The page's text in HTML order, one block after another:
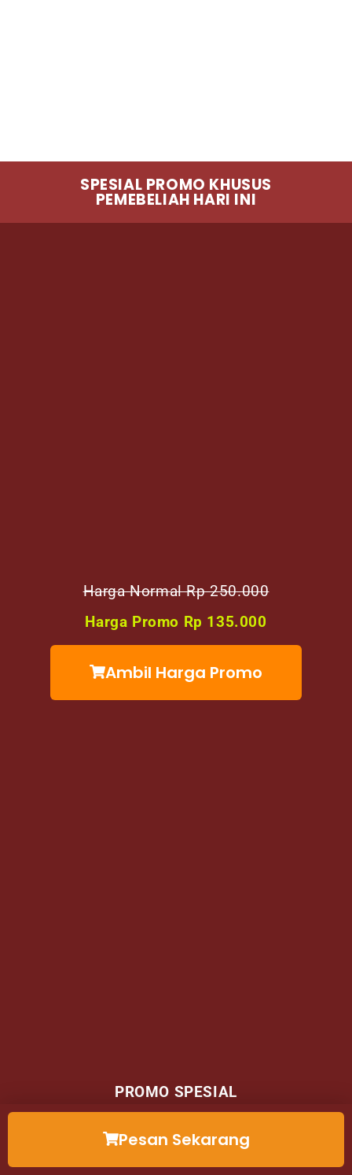
SPESIAL PROMO KHUSUS
PEMEBELIAH HARI INI
Harga Normal Rp 250.000​
Harga Promo Rp 135.000
Ambil Harga Promo
PROMO SPESIAL
CUMA RP.165.000
Pesan Sekarang